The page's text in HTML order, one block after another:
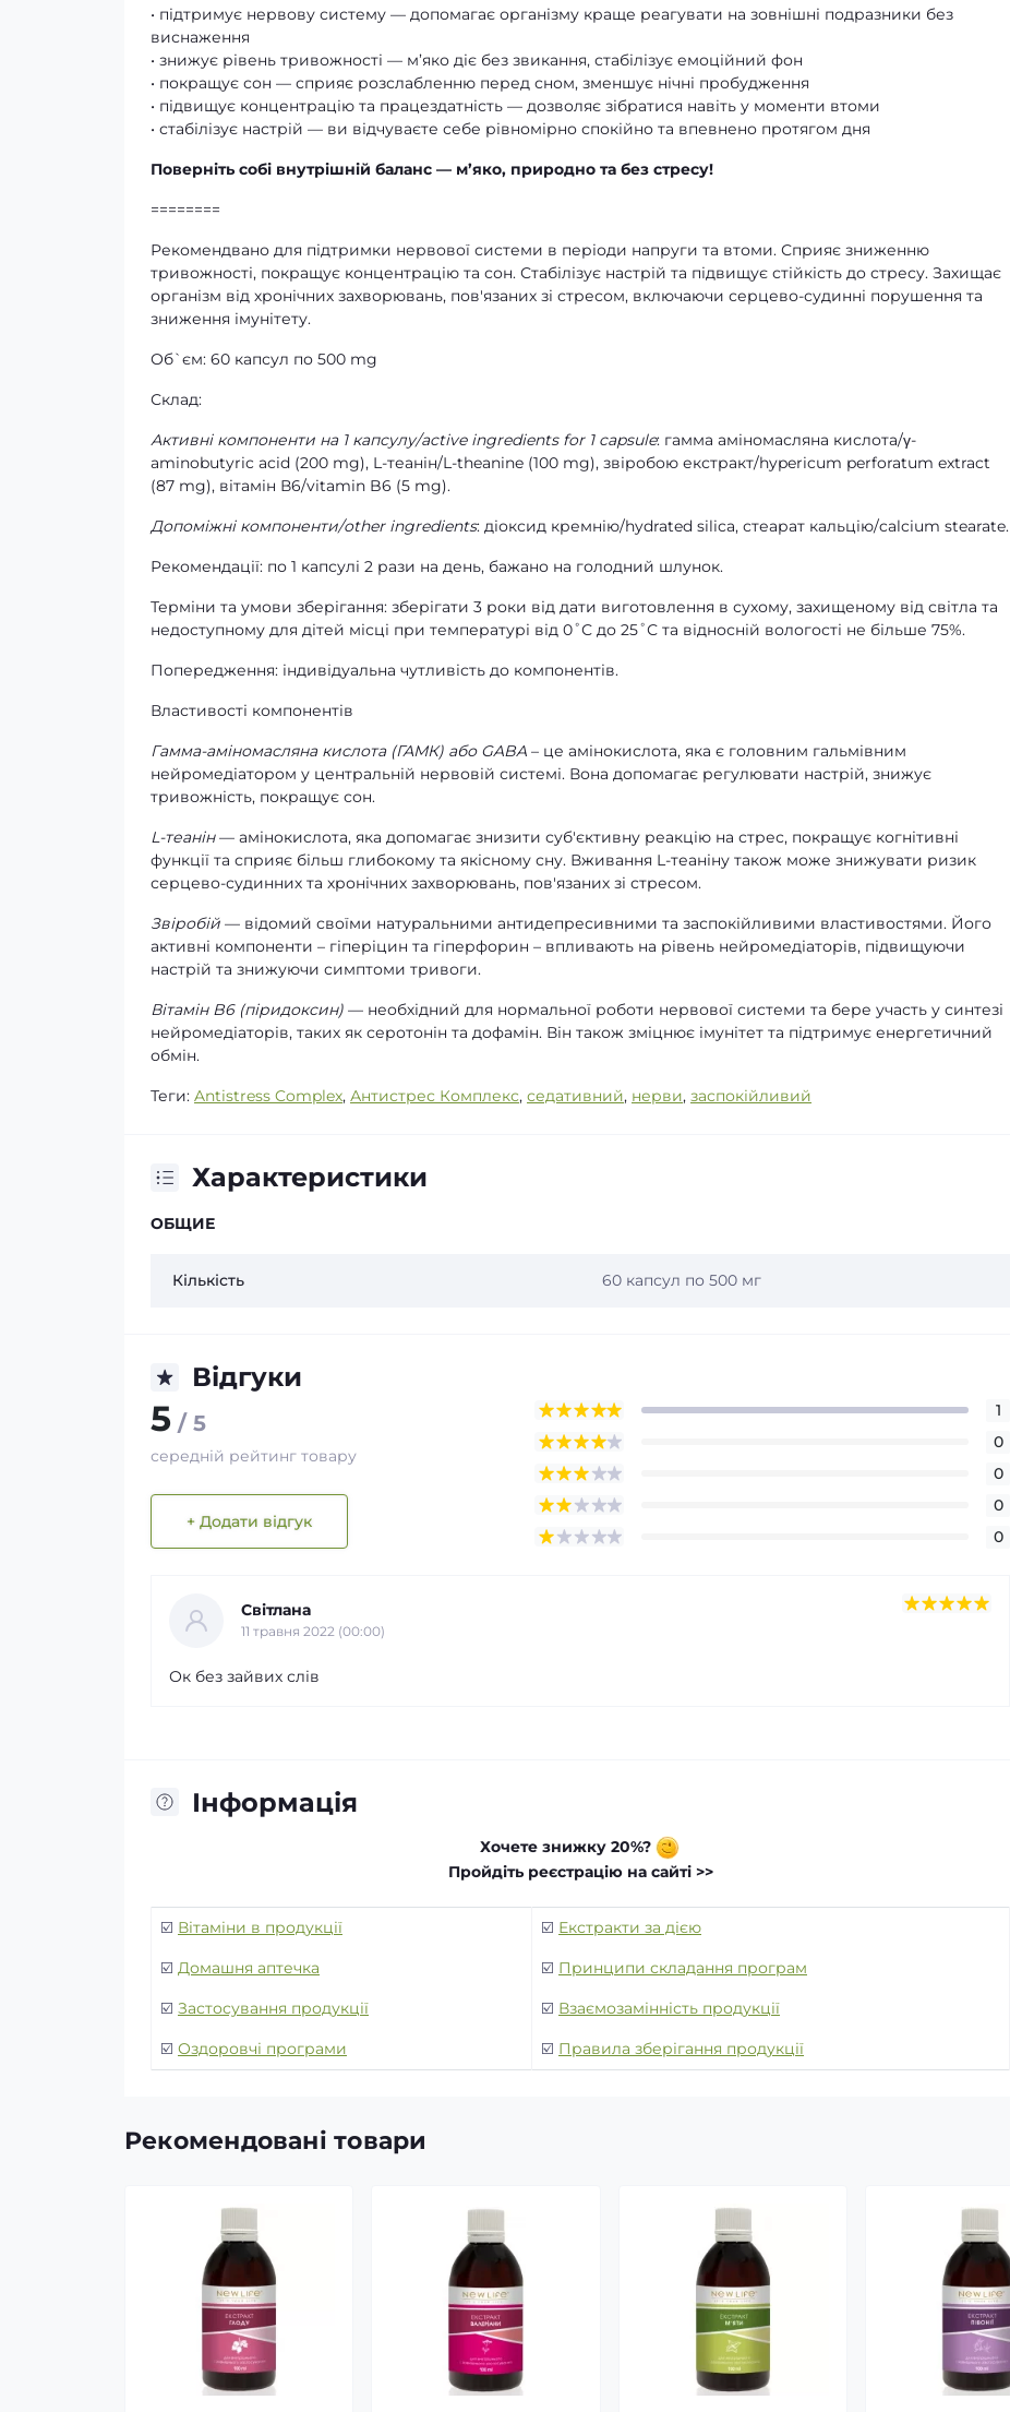
• підтримує нервову систему — допомагає організму краще реагувати на зовнішні подразники без
виснаження
• знижує рівень тривожності — м’яко діє без звикання, стабілізує емоційний фон
• покращує сон — сприяє розслабленню перед сном, зменшує нічні пробудження
• підвищує концентрацію та працездатність — дозволяє зібратися навіть у моменти втоми
• стабілізує настрій — ви відчуваєте себе рівномірно спокійно та впевнено протягом дня
Поверніть собі внутрішній баланс — м’яко, природно та без стресу!
========
Рекомендвано для підтримки нервової системи в періоди напруги та втоми. Сприяє зниженню
тривожності, покращує концентрацію та сон. Стабілізує настрій та підвищує стійкість до стресу. Захищає
організм від хронічних захворювань, пов'язаних зі стресом, включаючи серцево-судинні порушення та
зниження імунітету.
Об`єм: 60 капсул по 500 mg
Склад:
Активні компоненти на 1 капсулу/active ingredients for 1 capsule: гамма аміномасляна кислота/γ-
aminobutyric acid (200 mg), L-теанін/L-theanine (100 mg), звіробою екстракт/hypericum perforatum extract
(87 mg), вітамін В6/vitamin B6 (5 mg).
Допоміжні компоненти/other ingredients: діоксид кремнію/hydrated silica, стеарат кальцію/calcium stearate.
Рекомендації: по 1 капсулі 2 рази на день, бажано на голодний шлунок.
Терміни та умови зберігання: зберігати 3 роки від дати виготовлення в сухому, захищеному від світла та
недоступному для дітей місці при температурі від 0˚С до 25˚С та відносній вологості не більше 75%.
Попередження: індивідуальна чутливість до компонентів.
Властивості компонентів
Гамма-аміномасляна кислота (ГАМК) або GABA – це амінокислота, яка є головним гальмівним
нейромедіатором у центральній нервовій системі. Вона допомагає регулювати настрій, знижує
тривожність, покращує сон.
L-теанін— амінокислота, яка допомагає знизити суб'єктивну реакцію на стрес, покращує когнітивні
функції та сприяє більш глибокому та якісному сну. Вживання L-теаніну також може знижувати ризик
серцево-судинних та хронічних захворювань, пов'язаних зі стресом.
Звіробій — відомий своїми натуральними антидепресивними та заспокійливими властивостями. Його
активні компоненти – гіперіцин та гіперфорин – впливають на рівень нейромедіаторів, підвищуючи
настрій та знижуючи симптоми тривоги.
Вітамін B6 (піридоксин) — необхідний для нормальної роботи нервової системи та бере участь у синтезі
нейромедіаторів, таких як серотонін та дофамін. Він також зміцнює імунітет та підтримує енергетичний
обмін.
Теги: Antistress Complex, Антистрес Комплекс, седативний, нерви, заспокійливий
Характеристики
ОБЩИЕ
Кількість 60 капсул по 500 мг
Відгуки
5 / 5
середній рейтинг товару
+ Додати відгук
1
0
0
0
0
Світлана
11 травня 2022 (00:00)
Ок без зайвих слів
Інформація
Хочете знижку 20%?
Пройдіть реєстрацію на сайті >>
☑️ Вітаміни в продукції
☑️ Домашня аптечка
☑️ Застосування продукції
☑️ Оздоровчі програми
☑️ Екстракти за дією
☑️ Принципи складання програм
☑️ Взаємозамінність продукції
☑️ Правила зберігання продукції
Рекомендовані товари